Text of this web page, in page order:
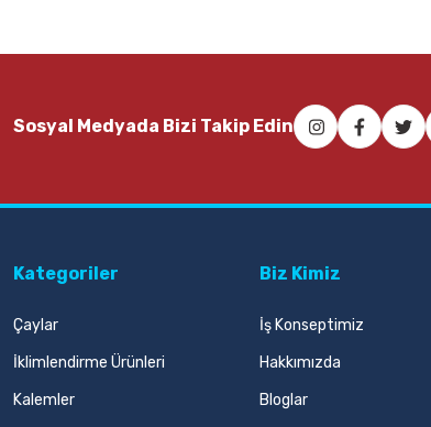
Sosyal Medyada Bizi Takip Edin
Kategoriler
Çaylar
İklimlendirme Ürünleri
Kalemler
Biz Kimiz
İş Konseptimiz
Hakkımızda
Bloglar